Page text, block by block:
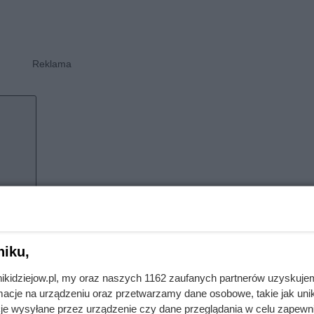
zapomniana
— wystarczy zerknąć na rankingi. Jakub, Antoni, Franciszek
klasyczne, tradycyjne brzmienia. Są jednak też imiona,
my oraz naszych 1162 zaufanych partnerów
na urządzeniu oraz przetwarzamy dane osobowe, takie jak
wysyłane przez urządzenie czy dane przeglądania w celu